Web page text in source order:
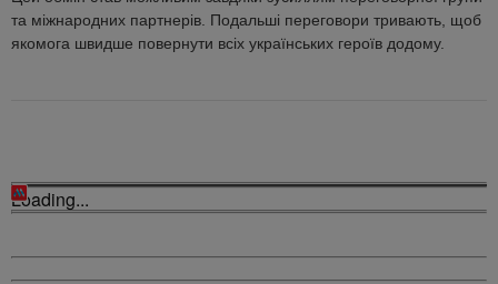
та міжнародних партнерів. Подальші переговори тривають, щоб
якомога швидше повернути всіх українських героїв додому.
Loading...